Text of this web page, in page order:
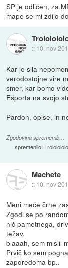
SP je odličen, za
mape se mi zdijo
:: 10. nov
Kar je sila
verodostojne vire
smer, kar bomo
Ešporta na svojo
Pardon, opise, in
Zgodovina sprememb…
spremenilo:
Machete
:: 10. nov
Meni meče črne
Zgodi se po
nič pametnega,
težav.
blaaah, sem mislil
Prvič ko sem
zaporedoma bp..